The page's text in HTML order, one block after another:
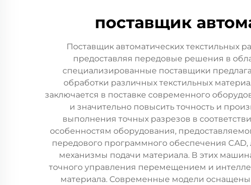
поставщик
Поставщик автоматических текстильных
предоставляя передовые решения в
специализированные поставщики
обработки различных текстильных
заключается в поставке современного
и значительно повысить точность и
выполнения точных разрезов в
особенностям оборудования,
передового программного обеспечения
механизмы подачи материала. В этих
точного управления перемещением и
материала. Современные модели